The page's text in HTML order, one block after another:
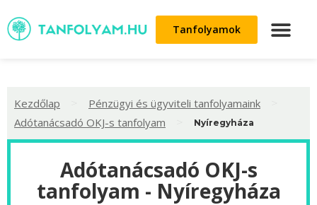
Tanfolyamok
Kezdőlap Pénzügyi és ügyviteli tanfolyamaink
Adótanácsadó OKJ-s tanfolyam Nyíregyháza
Adótanácsadó OKJ-s
tanfolyam - Nyíregyháza